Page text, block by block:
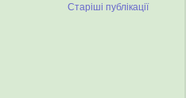
Старіші публікації